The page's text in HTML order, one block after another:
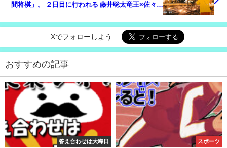
間将棋」。 ２日目に行われる 藤井聡太竜王×佐々木
Xでフォローしよう
おすすめの記事
答え合わせは大晦日 スポーツ